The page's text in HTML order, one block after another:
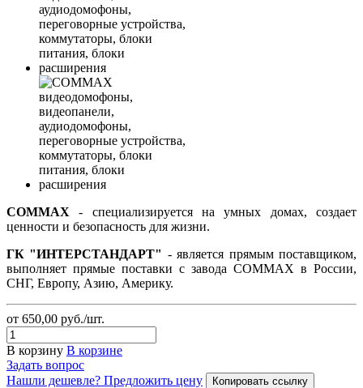
COMMAX - специализируется на умных домах, создает
ценности и безопасность для жизни.
ГК "ИНТЕРСТАНДАРТ" - является прямым поставщиком,
выполняет прямые поставки с завода COMMAX в России,
СНГ, Европу, Азию, Америку.
от 650,00 руб./шт.
В корзину В корзине
Задать вопрос
Нашли дешевле? Предложить цену
Копировать ссылку